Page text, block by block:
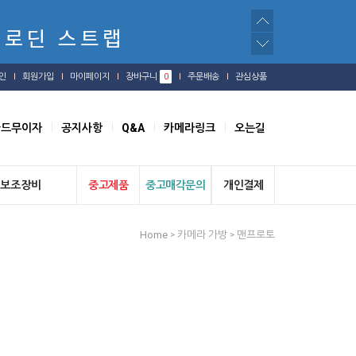
회원가입 마이페이지 장바구니 0 주문배송 관심상품
무이자 공지사항 Q&A 카메라링크 오는길
조장비 중고제품 중고매각문의 개인결제
Home > 카메라 가방 > 맨프로토